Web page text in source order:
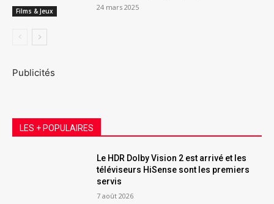
Films & Jeux 24 mars 2025
Publicités
LES + POPULAIRES
Le HDR Dolby Vision 2 est arrivé et les
téléviseurs HiSense sont les premiers
servis
7 août 2026